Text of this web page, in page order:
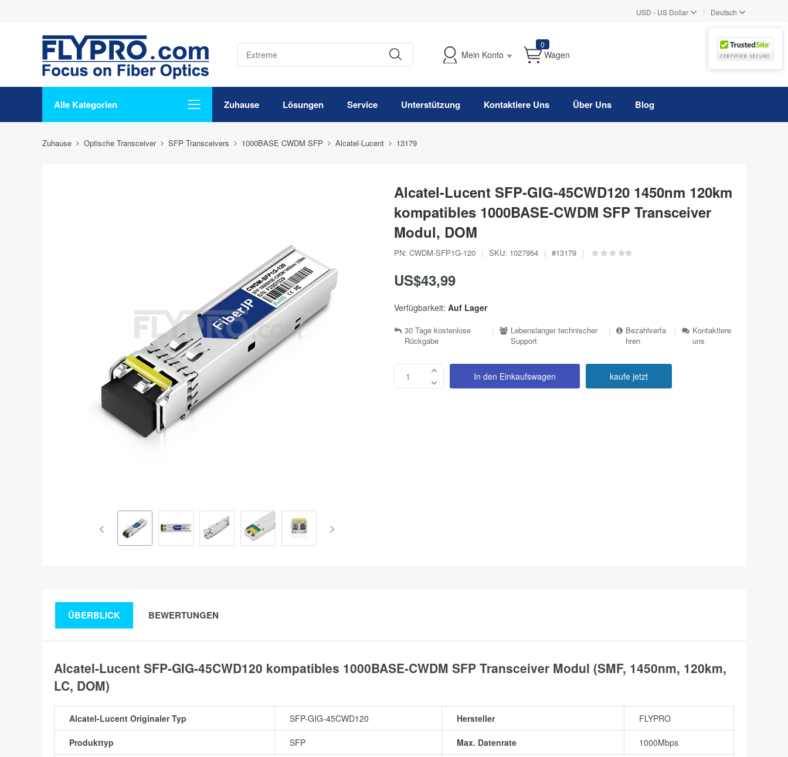
USD - US Dollar | Deutsch
Mein Konto
0
Wagen
Alle Kategorien Zuhause Lösungen Service Unterstützung Kontaktiere Uns Über Uns Blog
Zuhause Optische Transceiver SFP Transceivers 1000BASE CWDM SFP Alcatel-Lucent 13179
Alcatel-Lucent SFP-GIG-45CWD120 1450nm 120km
kompatibles 1000BASE-CWDM SFP Transceiver
Modul, DOM
PN: CWDM-SFP1G-120 | SKU: 1027954 | #13179 |
US$43,99
Verfügbarkeit: Auf Lager
30 Tage kostenlose
Rückgabe
|
Lebenslanger technischer
Support
|
Bezahlverfa
hren
|
Kontaktiere
uns
In den Einkaufswagen kaufe jetzt
ÜBERBLICK BEWERTUNGEN
Alcatel-Lucent SFP-GIG-45CWD120 kompatibles 1000BASE-CWDM SFP Transceiver Modul (SMF, 1450nm, 120km,
LC, DOM)
Alcatel-Lucent Originaler Typ SFP-GIG-45CWD120 Hersteller FLYPRO
Produkttyp SFP Max. Datenrate 1000Mbps